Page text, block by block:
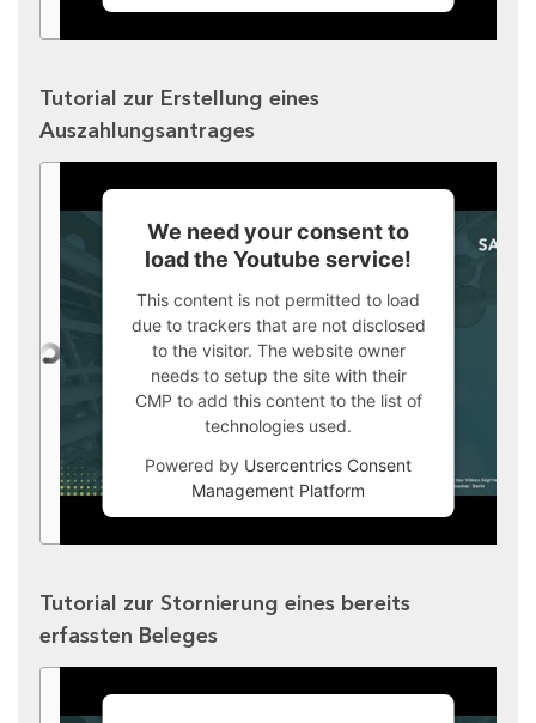
Tutorial zur Erstellung eines
Auszahlungsantrages
We need your consent to
load the Youtube service!
This content is not permitted to load
due to trackers that are not disclosed
to the visitor. The website owner
needs to setup the site with their
CMP to add this content to the list of
technologies used.
Powered by Usercentrics Consent
Management Platform
Tutorial zur Stornierung eines bereits
erfassten Beleges